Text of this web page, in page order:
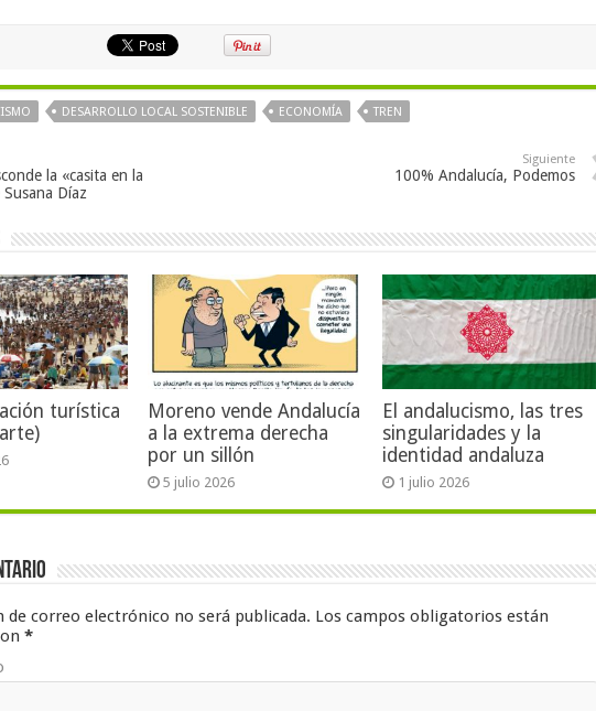
DESARROLLO LOCAL SOSTENIBLE ECONOMÍA TREN
la «casita en la
Díaz
Siguiente
100% Andalucía, Podemos
turística
Moreno vende Andalucía
a la extrema derecha
por un sillón
5 julio 2026
El andalucismo, las tres
singularidades y la
identidad andaluza
1 julio 2026
de correo electrónico no será publicada. Los campos obligatorios están
*